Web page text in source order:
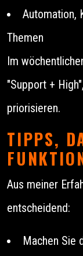
Automation,
Themen
Im
"Support +
priorisieren.
TIPPS,
Aus meiner
entscheidend:
Machen Sie